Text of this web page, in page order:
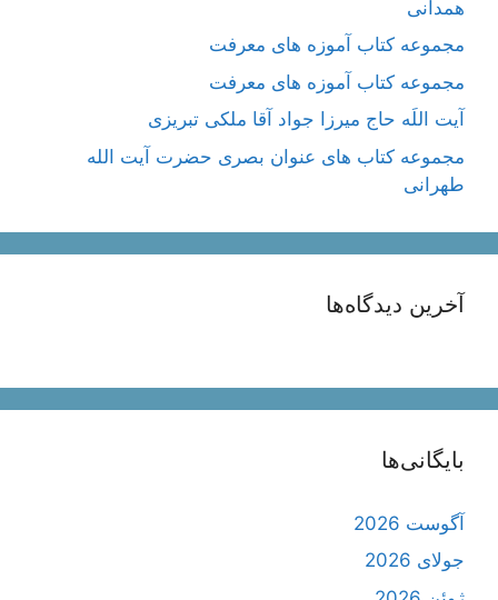
همدانی
مجموعه کتاب آموزه های معرفت
مجموعه کتاب آموزه های معرفت
آیت اللَه حاج میرزا جواد آقا ملکی تبریزی
مجموعه کتاب های عنوان بصری حضرت آیت الله
طهرانی
آخرین دیدگاه‌ها
بایگانی‌ها
آگوست 2026
جولای 2026